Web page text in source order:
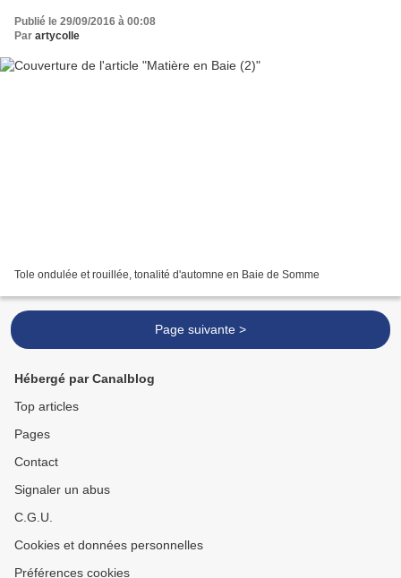
Publié le 29/09/2016 à 00:08
Par artycolle
Tole ondulée et rouillée, tonalité d'automne en Baie de Somme
Page suivante >
Hébergé par Canalblog
Top articles
Pages
Contact
Signaler un abus
C.G.U.
Cookies et données personnelles
Préférences cookies